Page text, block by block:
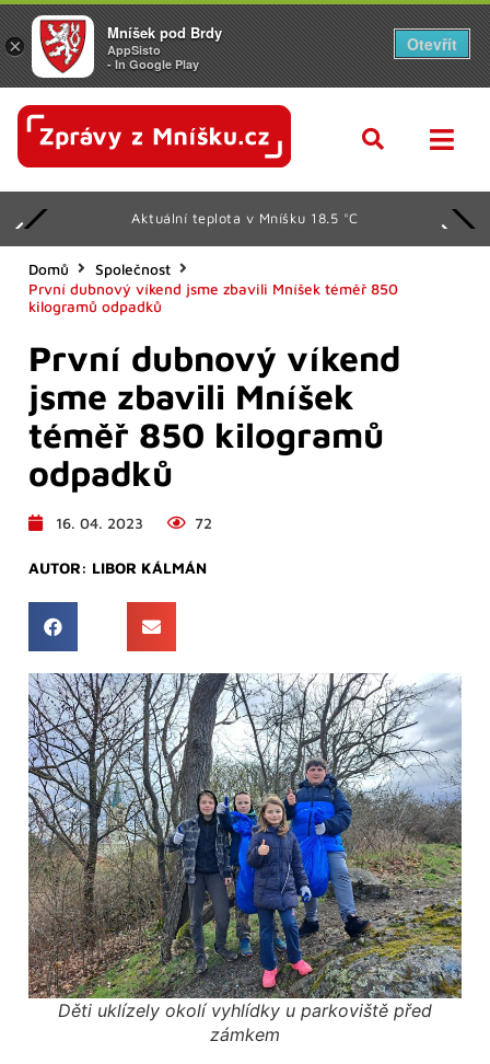
Aktuální teplota v Mníšku 18.5 °C
Domů
Společnost
První dubnový víkend jsme zbavili Mníšek téměř 850
kilogramů odpadků
První dubnový víkend
jsme zbavili Mníšek
téměř 850 kilogramů
odpadků
16. 04. 2023 72
AUTOR: LIBOR KÁLMÁN
Děti uklízely okolí vyhlídky u parkoviště před
zámkem
×
Mníšek pod Brdy
AppSisto
- In Google Play
Otevřít